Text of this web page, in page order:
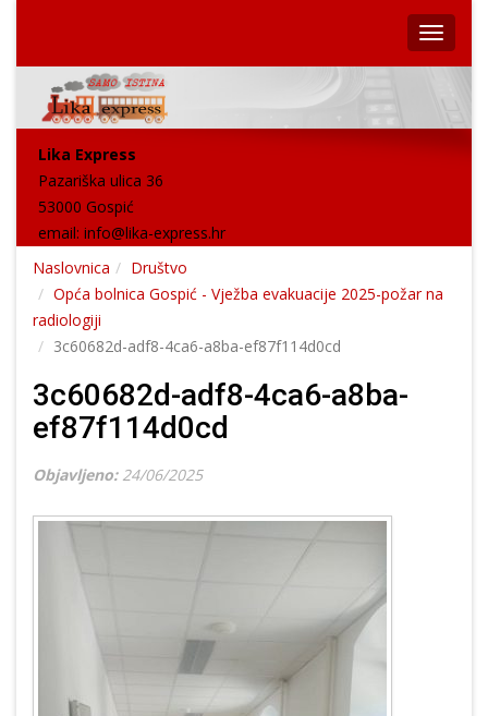
Lika Express
Pazariška ulica 36
53000 Gospić
email: info@lika-express.hr
Naslovnica
Društvo
Opća bolnica Gospić - Vježba evakuacije 2025-požar na
radiologiji
3c60682d-adf8-4ca6-a8ba-ef87f114d0cd
3c60682d-adf8-4ca6-a8ba-
ef87f114d0cd
Objavljeno: 24/06/2025